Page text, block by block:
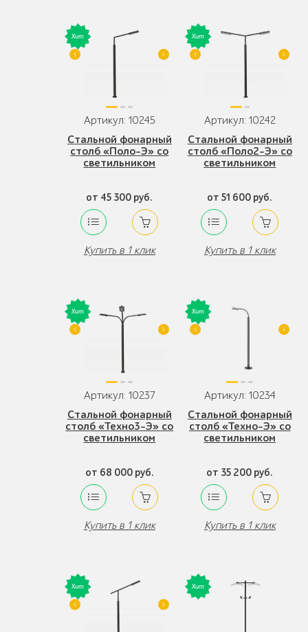
Артикул: 10245
Стальной фонарный
столб «Поло-Э» со
светильником
от 45 300 руб.
Купить в 1 клик
Артикул: 10242
Стальной фонарный
столб «Поло2-Э» со
светильником
от 51 600 руб.
Купить в 1 клик
Артикул: 10237
Стальной фонарный
столб «Техно3-Э» со
светильником
от 68 000 руб.
Купить в 1 клик
Артикул: 10234
Стальной фонарный
столб «Техно-Э» со
светильником
от 35 200 руб.
Купить в 1 клик